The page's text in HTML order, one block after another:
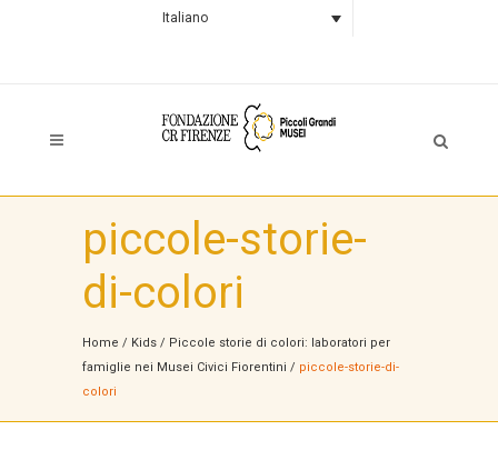
Italiano
piccole-storie-
di-colori
Home / Kids / Piccole storie di colori: laboratori per
famiglie nei Musei Civici Fiorentini / piccole-storie-di-
colori